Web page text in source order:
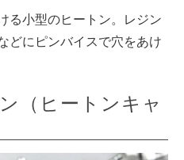
る小型のヒートン。レジン
どにピンバイスで穴をあけ
（ヒートンキャ